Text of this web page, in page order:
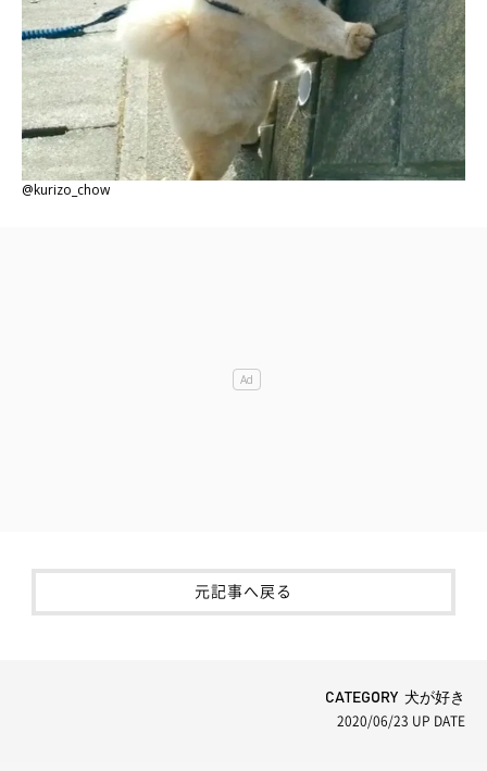
@kurizo_chow
元記事へ戻る
CATEGORY 犬が好き
2020/06/23 UP DATE